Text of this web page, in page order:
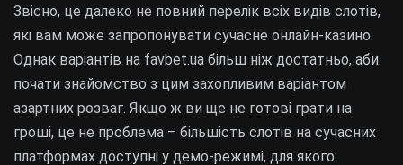
Звісно, це далеко не повний перелік всіх видів слотів,
які вам може запропонувати сучасне онлайн-казино.
Однак варіантів на favbet.ua більш ніж достатньо, аби
почати знайомство з цим захопливим варіантом
азартних розваг. Якщо ж ви ще не готові грати на
гроші, це не проблема – більшість слотів на сучасних
платформах доступні у демо-режимі, для якого